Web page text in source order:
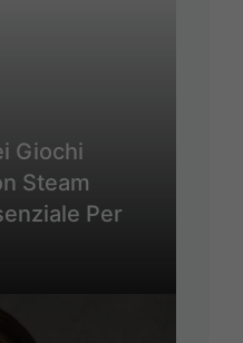
Giochi
Steam
Per